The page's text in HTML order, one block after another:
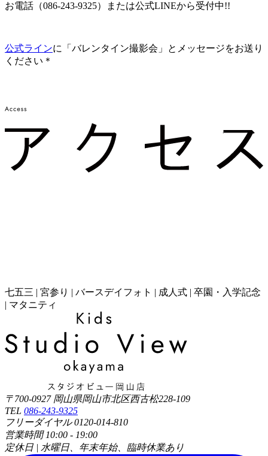
お電話（086-243-9325）または公式LINEから受付中!!
公式ラインに「バレンタイン撮影会」とメッセージをお送り
ください＊
七五三 | 宮参り | バースデイフォト | 成人式 | 卒園・入学記念
| マタニティ
〒700-0927 岡山県岡山市北区西古松228-109
TEL 086-243-9325
フリーダイヤル 0120-014-810
営業時間 10:00 - 19:00
定休日 | 水曜日、年末年始、臨時休業あり